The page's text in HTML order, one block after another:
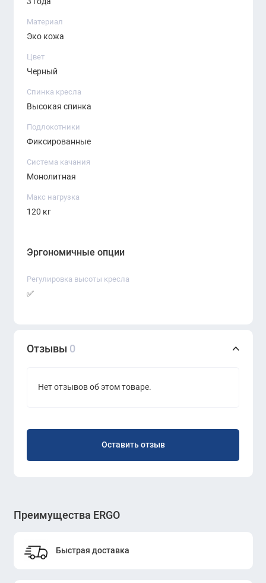
Материал
Эко кожа
Цвет
Черный
Спинка кресла
Высокая спинка
Подлокотники
Фиксированные
Система качания
Монолитная
Макс нагрузка
120 кг
Эргономичные опции
Регулировка высоты кресла
✅
Отзывы 0
Нет отзывов об этом товаре.
Оставить отзыв
Преимущества ERGO
Быстрая доставка